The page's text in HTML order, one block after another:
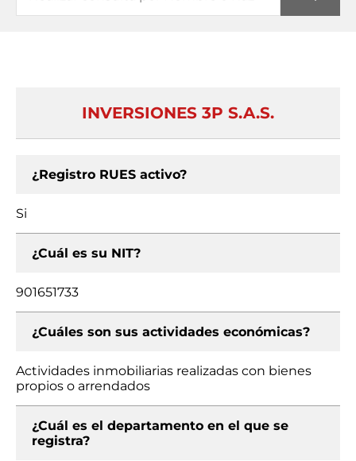
INVERSIONES 3P S.A.S.
¿Registro RUES activo?
Si
¿Cuál es su NIT?
901651733
¿Cuáles son sus actividades económicas?
Actividades inmobiliarias realizadas con bienes
propios o arrendados
¿Cuál es el departamento en el que se
registra?